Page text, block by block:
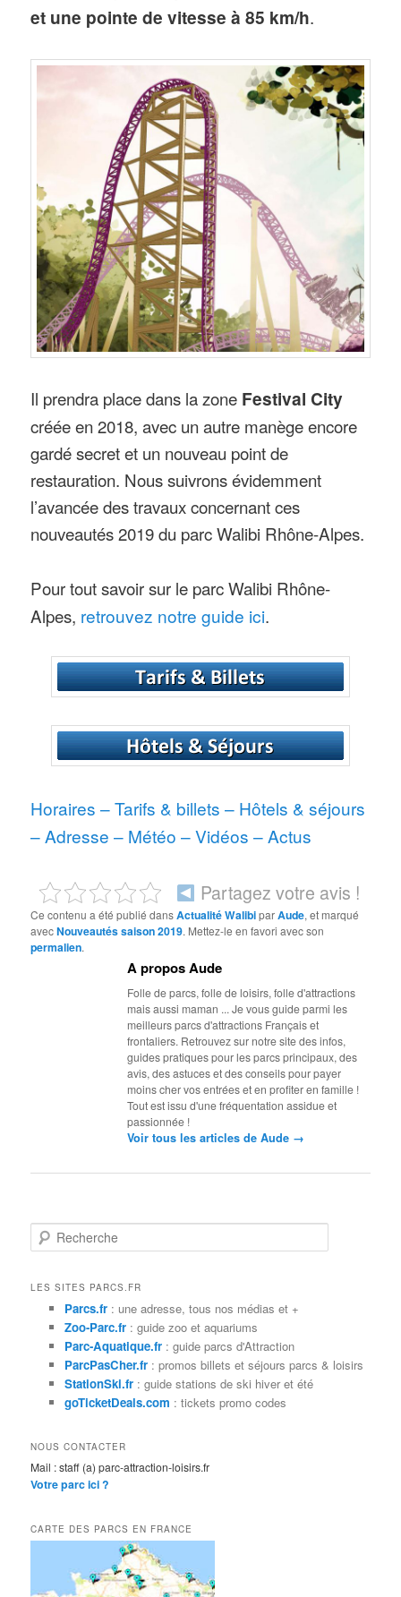
et une pointe de vitesse à 85 km/h.
Il prendra place dans la zone Festival City
créée en 2018, avec un autre manège encore
gardé secret et un nouveau point de
restauration. Nous suivrons évidemment
l’avancée des travaux concernant ces
nouveautés 2019 du parc Walibi Rhône-Alpes.
Pour tout savoir sur le parc Walibi Rhône-
Alpes, retrouvez notre guide ici.
Horaires –Tarifs & billets – Hôtels & séjours
–Adresse – Météo –Vidéos –Actus
Partagez votre avis !
Ce contenu a été publié dansActualité WalibiparAude, et marqué
avecNouveautés saison 2019. Mettez-le en favori avec son
permalien.
A propos Aude
Folle de parcs, folle de loisirs, folle d'attractions
mais aussi maman ... Je vous guide parmi les
meilleurs parcs d'attractions Français et
frontaliers. Retrouvez sur notre site des infos,
guides pratiques pour les parcs principaux, des
avis, des astuces et des conseils pour payer
moins cher vos entrées et en profiter en famille !
Tout est issu d'une fréquentation assidue et
passionnée !
Voir tous les articles de Aude →
e
hLES SITES PARCS.FR
Parcs.fr: une adresse, tous nos médias et +
Zoo-Parc.fr: guide zoo et aquariums
Parc-Aquatique.fr: guide parcs d'Attraction
ParcPasCher.fr: promos billets et séjours parcs & loisirs
StationSki.fr: guide stations de ski hiver et été
goTicketDeals.com : tickets promo codes
NOUS CONTACTER
Mail : staff (a) parc-attraction-loisirs.fr
Votre parc ici ?
CARTE DES PARCS EN FRANCE